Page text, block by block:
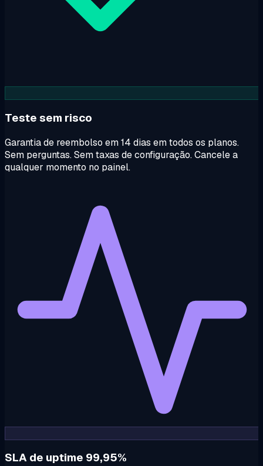
Teste sem risco
Garantia de reembolso em 14 dias em todos os planos.
Sem perguntas. Sem taxas de configuração. Cancele a
qualquer momento no painel.
SLA de uptime 99,95%